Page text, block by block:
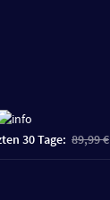
30 Tage: 89,99 €